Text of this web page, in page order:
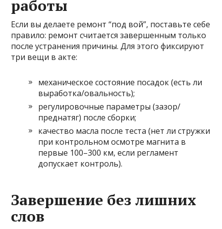
работы
Если вы делаете ремонт “под вой”, поставьте себе
правило: ремонт считается завершенным только
после устранения причины. Для этого фиксируют
три вещи в акте:
механическое состояние посадок (есть ли
выработка/овальность);
регулировочные параметры (зазор/
преднатяг) после сборки;
качество масла после теста (нет ли стружки
при контрольном осмотре магнита в
первые 100–300 км, если регламент
допускает контроль).
Завершение без лишних
слов